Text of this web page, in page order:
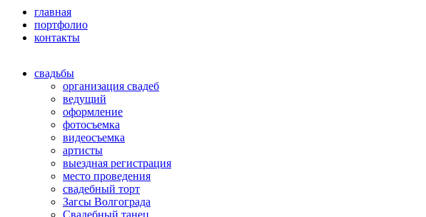
главная
портфолио
контакты
свадьбы
организация свадеб
ведущий
оформление
фотосъемка
видеосъемка
артисты
выездная регистрация
место проведения
свадебный торт
Загсы Волгограда
Свадебный танец